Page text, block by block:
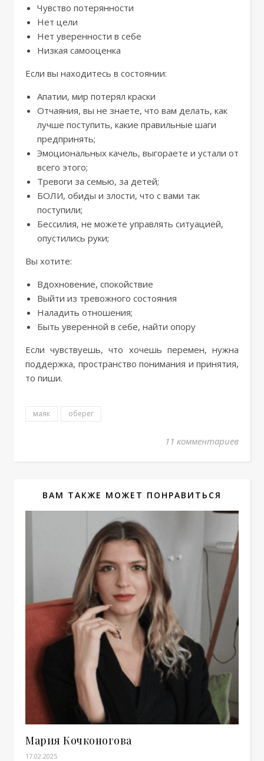
Чувство потерянности
Нет цели
Нет уверенности в себе
Низкая самооценка
Если вы находитесь в состоянии:
Апатии, мир потерял краски
Отчаяния, вы не знаете, что вам делать, как
лучше поступить, какие правильные шаги
предпринять;
Эмоциональных качель, выгораете и устали от
всего этого;
Тревоги за семью, за детей;
БОЛИ, обиды и злости, что с вами так
поступили;
Бессилия, не можете управлять ситуацией,
опустились руки;
Вы хотите:
Вдохновение, спокойствие
Выйти из тревожного состояния
Наладить отношения;
Быть уверенной в себе, найти опору
Если чувствуешь, что хочешь перемен, нужна
поддержка, пространство понимания и принятия,
то пиши.
маяк оберег
11 комментариев
ВАМ ТАКЖЕ МОЖЕТ ПОНРАВИТЬСЯ
Мария Кочконогова
17.02.2025